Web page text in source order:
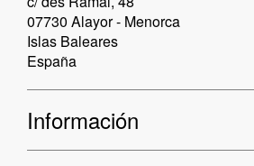
07730 Alayor - Menorca
Islas Baleares
España
Información